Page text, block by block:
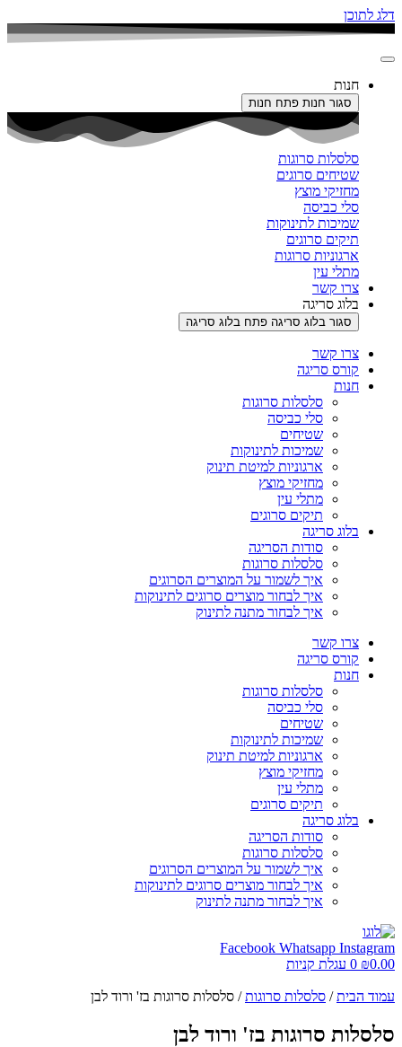
דלג לתוכן
חנות
סגור חנות פתח חנות
סלסלות סרוגות
שטיחים סרוגים
מחזיקי מוצץ
סלי כביסה
שמיכות לתינוקות
תיקים סרוגים
ארגוניות סרוגות
מתלי עין
צרו קשר
בלוג סריגה
סגור בלוג סריגה פתח בלוג סריגה
צרו קשר
קורס סריגה
חנות
סלסלות סרוגות
סלי כביסה
שטיחים
שמיכות לתינוקות
ארגוניות למיטת תינוק
מחזיקי מוצץ
מתלי עין
תיקים סרוגים
בלוג סריגה
סודות הסריגה
סלסלות סרוגות
איך לשמור על המוצרים הסרוגים
איך לבחור מוצרים סרוגים לתינוקות
איך לבחור מתנה לתינוק
צרו קשר
קורס סריגה
חנות
סלסלות סרוגות
סלי כביסה
שטיחים
שמיכות לתינוקות
ארגוניות למיטת תינוק
מחזיקי מוצץ
מתלי עין
תיקים סרוגים
בלוג סריגה
סודות הסריגה
סלסלות סרוגות
איך לשמור על המוצרים הסרוגים
איך לבחור מוצרים סרוגים לתינוקות
איך לבחור מתנה לתינוק
Facebook Whatsapp Instagram
₪0.00
0 עגלת קניות
עמוד הבית/ סלסלות סרוגות/ סלסלות סרוגות בז' ורוד לבן
סלסלות סרוגות בז' ורוד לבן